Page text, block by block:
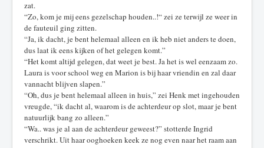
zat.
“Zo, kom je mij eens gezelschap houden..!“ zei ze terwijl ze weer in
de fauteuil ging zitten.
“Ja, ik dacht, je bent helemaal alleen en ik heb niet anders te doen,
dus laat ik eens kijken of het gelegen komt.”
“Het komt altijd gelegen, dat weet je best. Ja het is wel eenzaam zo.
Laura is voor school weg en Marion is bij haar vriendin en zal daar
vannacht blijven slapen.”
“Oh, dus je bent helemaal alleen in huis,” zei Henk met ingehouden
vreugde, “ik dacht al, waarom is de achterdeur op slot, maar je bent
natuurlijk bang zo alleen.”
“Wa.. was je al aan de achterdeur geweest?” stotterde Ingrid
verschrikt. Uit haar ooghoeken keek ze nog even naar het raam aan